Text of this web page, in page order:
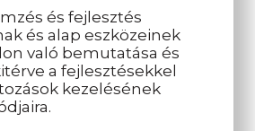
és fejlesztés
és alap eszközeinek
való bemutatása és
a fejlesztésekkel
kezelésének